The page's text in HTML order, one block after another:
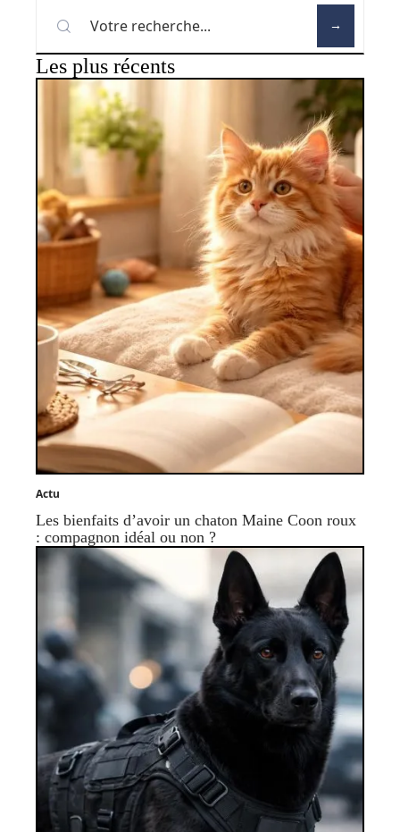
Les plus récents
Actu
Les bienfaits d’avoir un chaton Maine Coon roux
: compagnon idéal ou non ?